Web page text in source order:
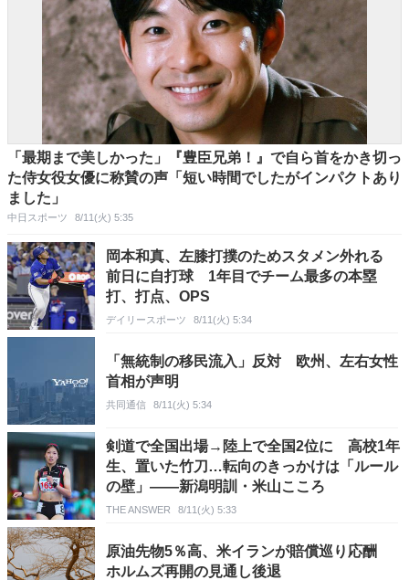
「最期まで美しかった」『豊臣兄弟！』で自ら首をかき切っ
た侍女役女優に称賛の声「短い時間でしたがインパクトあり
ました」
中日スポーツ 8/11(火) 5:35
岡本和真、左膝打撲のためスタメン外れる
前日に自打球 1年目でチーム最多の本塁
打、打点、OPS
デイリースポーツ 8/11(火) 5:34
「無統制の移民流入」反対 欧州、左右女性
首相が声明
共同通信 8/11(火) 5:34
剣道で全国出場→陸上で全国2位に 高校1年
生、置いた竹刀…転向のきっかけは「ルール
の壁」――新潟明訓・米山こころ
THE ANSWER 8/11(火) 5:33
原油先物5％高、米イランが賠償巡り応酬
ホルムズ再開の見通し後退